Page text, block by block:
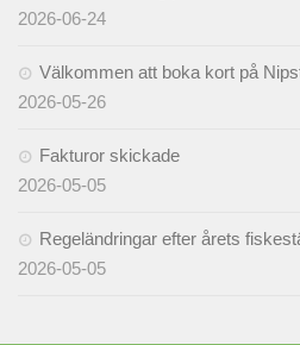
2026-06-24
Välkommen att boka kort på
2026-05-26
Fakturor skickade
2026-05-05
Regeländringar efter årets
2026-05-05